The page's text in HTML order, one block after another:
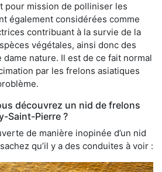
pour mission de polliniser les
également considérées comme
contribuant à la survie de la
végétales, ainsi donc des
nature. Il est de ce fait normal
par les frelons asiatiques
découvrez un nid de frelons
Saint-Pierre ?
de manière inopinée d’un nid
qu’il y a des conduites à voir :